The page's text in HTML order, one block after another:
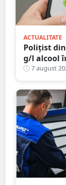
ACTUALITATE
Polițist
g/l alcool
că circula
7 august